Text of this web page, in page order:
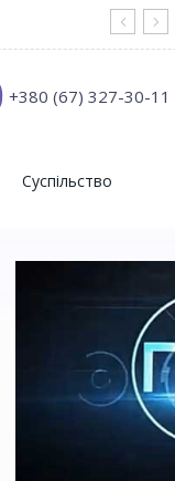
+380 (67) 327-30-11
Суспільство